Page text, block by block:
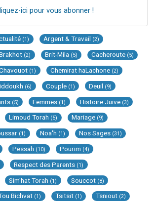
ici pour vous abonner !
(1) Argent & Travail (2)
(2) Brit-Mila (5) Cacheroute (5)
(1) Chemirat haLachone (2)
(6) Couple (1) Deuil (9)
(5) Femmes (1) Histoire Juive (3)
Limoud Torah (5) Mariage (9)
(1) Noa'h (1) Nos Sages (31)
Pessah (10) Pourim (4)
Respect des Parents (1)
Sim'hat Torah (1) Souccot (8)
Bichvat (1) Tsitsit (1) Tsniout (2)